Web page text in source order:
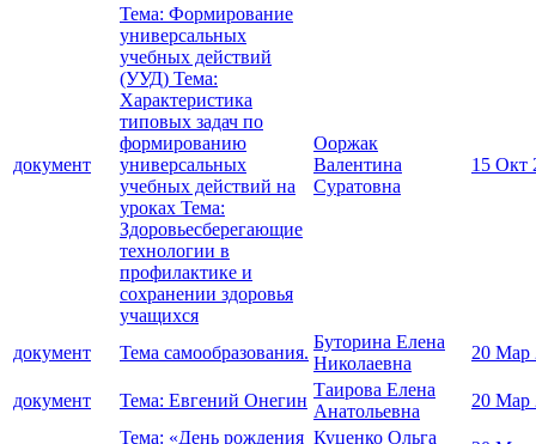
документ
Тема: Формирование
универсальных
учебных действий
(УУД) Тема:
Характеристика
типовых задач по
формированию
универсальных
учебных действий на
уроках Тема:
Здоровьесберегающие
технологии в
профилактике и
сохранении здоровья
учащихся
Ооржак
Валентина
Суратовна
15 Окт
документ Тема самообразования.
Буторина Елена
Николаевна
20 Мар
документ Тема: Евгений Онегин
Таирова Елена
Анатольевна
20 Мар
Тема: «День рождения Куценко Ольга